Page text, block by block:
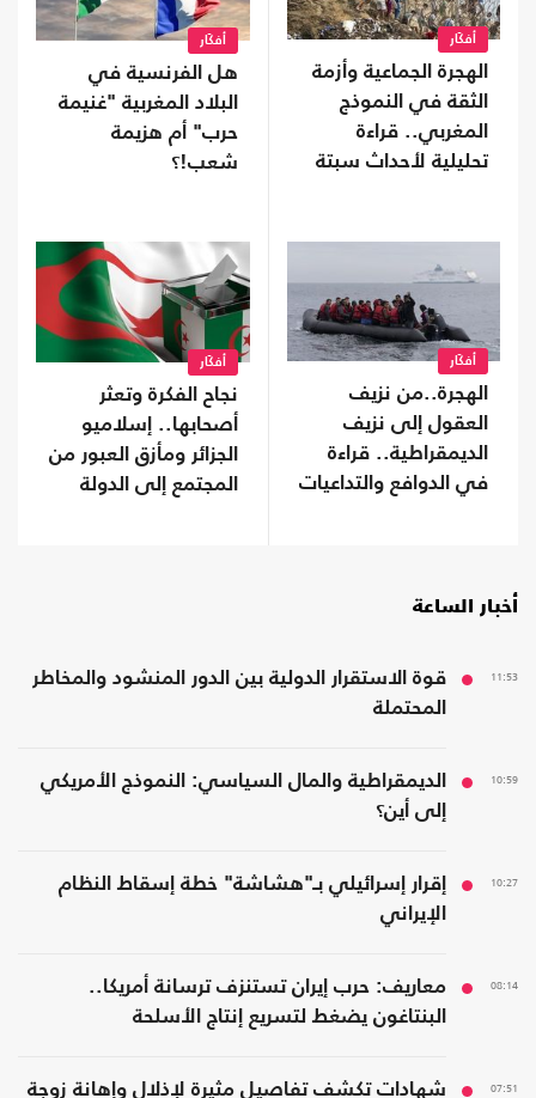
أفكَار
الهجرة الجماعية وأزمة
الثقة في النموذج
المغربي.. قراءة
تحليلية لأحداث سبتة
أفكَار
هل الفرنسية في
البلاد المغربية "غنيمة
حرب" أم هزيمة
شعب!؟
أفكَار
الهجرة..من نزيف
العقول إلى نزيف
الديمقراطية.. قراءة
في الدوافع والتداعيات
أفكَار
نجاح الفكرة وتعثر
أصحابها.. إسلاميو
الجزائر ومأزق العبور من
المجتمع إلى الدولة
أخبار الساعة
11:53
قوة الاستقرار الدولية بين الدور المنشود والمخاطر
المحتملة
10:59
الديمقراطية والمال السياسي: النموذج الأمريكي
إلى أين؟
10:27
إقرار إسرائيلي بـ"هشاشة" خطة إسقاط النظام
الإيراني
08:14
معاريف: حرب إيران تستنزف ترسانة أمريكا..
البنتاغون يضغط لتسريع إنتاج الأسلحة
07:51
شهادات تكشف تفاصيل مثيرة لإذلال وإهانة زوجة